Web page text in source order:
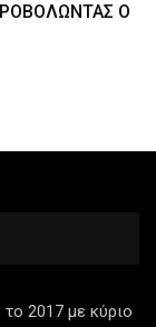
Ο
το 2017 με κύριο